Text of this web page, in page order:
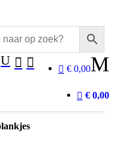
M
€ 0,00


U
€ 0,00